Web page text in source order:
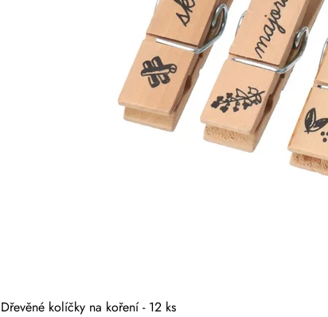
Dřevěné kolíčky na koření - 12 ks